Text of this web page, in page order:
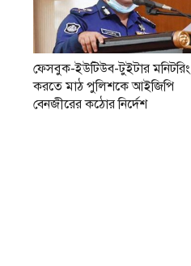
ফেসবুক-ইউটিউব-টুইটার মনিটরিং
করতে মাঠ পুলিশকে আইজিপি
বেনজীরের কঠোর নির্দেশ